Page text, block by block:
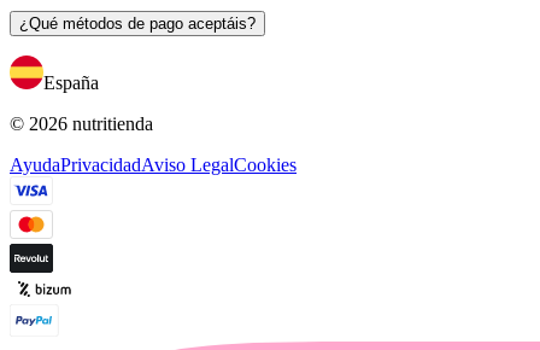
¿Qué métodos de pago aceptáis?
España
© 2026 nutritienda
AyudaPrivacidadAviso LegalCookies